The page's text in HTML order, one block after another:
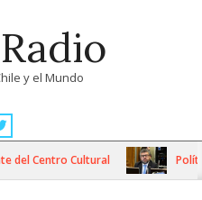
y el Mundo
Centro Cultural